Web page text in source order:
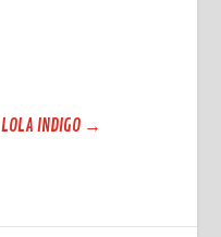
LOLA INDIGO→